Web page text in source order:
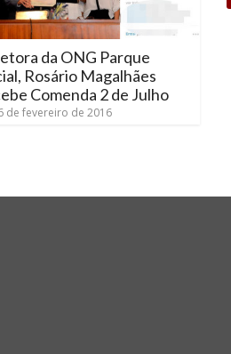
da ONG Parque
Rosário Magalhães
Comenda 2 de Julho
de fevereiro de 2016